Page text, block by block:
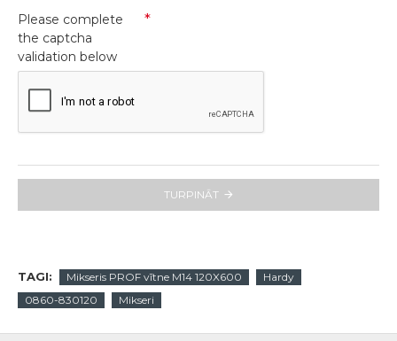
Please complete
the captcha
validation below
TURPINĀT
TAGI: Mikseris PROF vītne M14 120X600
Hardy
0860-830120
Mikseri